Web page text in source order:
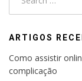
ARTIGOS
Como assistir
complicação